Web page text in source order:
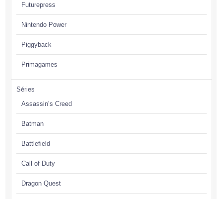
Futurepress
Nintendo Power
Piggyback
Primagames
Séries
Assassin’s Creed
Batman
Battlefield
Call of Duty
Dragon Quest